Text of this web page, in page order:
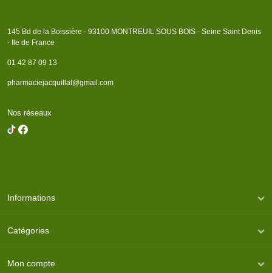
145 Bd de la Boissière - 93100 MONTREUIL SOUS BOIS - Seine Saint Denis
- Ile de France
01 42 87 09 13
pharmaciejacquillat@gmail.com
Nos réseaux
Informations
Catégories
Mon compte